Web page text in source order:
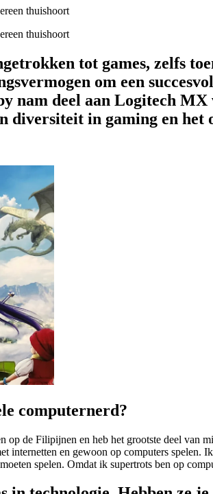
thuishoort
thuishoort
tot games, zelfs
om een
nam deel aan Logitech
diversiteit in gaming en
computernerd?
de Filipijnen en heb het grootste deel van
en gewoon op computers spelen.
spelen. Omdat ik supertrots ben op